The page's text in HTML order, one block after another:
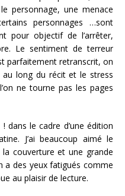
personnage, une menace
personnages …sont
pour objectif de l’arrêter,
Le sentiment de terreur
parfaitement retranscrit, on
long du récit et le stress
ne tourne pas les pages
dans le cadre d’une édition
J’ai beaucoup aimé le
couverture et une grande
a des yeux fatigués comme
au plaisir de lecture.